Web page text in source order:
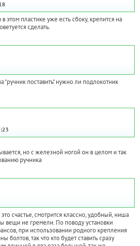
этом пластике уже есть сбоку, крепится на
сделать.
поставить" нужно ли подлокотник
но с железной ногой он в целом и так
ручника
счастье, смотрится классно, удобный, ниша
вещи не гремели. По поводу установки
при использовании родного крепления
болтов, так что кто будет ставить сразу